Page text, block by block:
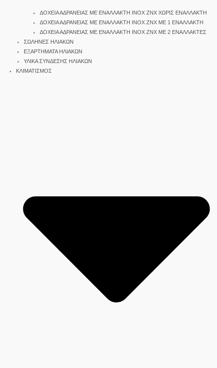
ΔΟΧΕΙΑ ΑΔΡΑΝΕΙΑΣ ΜΕ ΕΝΑΛΛΑΚΤΗ INOX ΖΝΧ ΧΩΡΙΣ ΕΝΑΛΛΑΚΤΗ
ΔΟΧΕΙΑ ΑΔΡΑΝΕΙΑΣ ΜΕ ΕΝΑΛΛΑΚΤΗ INOX ΖΝΧ ΜΕ 1 ΕΝΑΛΛΑΚΤΗ
ΔΟΧΕΙΑ ΑΔΡΑΝΕΙΑΣ ΜΕ ΕΝΑΛΛΑΚΤΗ INOX ΖΝΧ ΜΕ 2 ΕΝΑΛΛΑΚΤΕΣ
ΣΩΛΗΝΕΣ ΗΛΙΑΚΩΝ
ΕΞΑΡΤΗΜΑΤΑ ΗΛΙΑΚΩΝ
ΥΛΙΚΑ ΣΥΝΔΕΣΗΣ ΗΛΙΑΚΩΝ
ΚΛΙΜΑΤΙΣΜΟΣ